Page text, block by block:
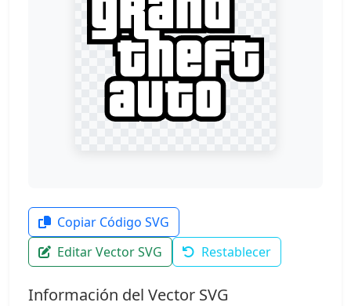
Copiar Código SVG
Editar Vector SVG
Restablecer
Información del Vector SVG